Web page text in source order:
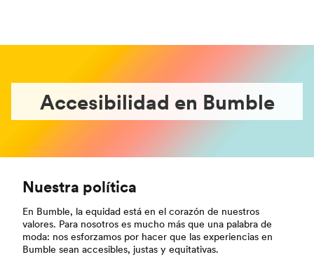
Accesibilidad en Bumble
Nuestra política
En Bumble, la equidad está en el corazón de nuestros
valores. Para nosotros es mucho más que una palabra de
moda: nos esforzamos por hacer que las experiencias en
Bumble sean accesibles, justas y equitativas.